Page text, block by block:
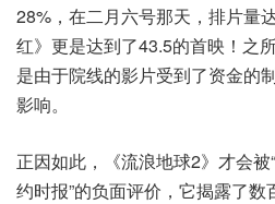
28%，在二月六号那天，排片量
红》更是达到了43.5的首映！之
是由于院线的影片受到了资金的
影响。
正因如此，《流浪地球2》才会被
约时报”的负面评价，它揭露了数